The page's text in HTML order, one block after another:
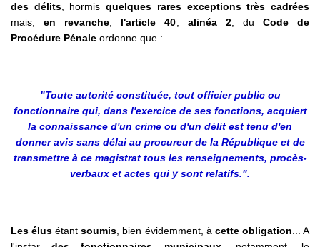
des délits, hormisquelques rares exceptions très cadrées
mais,en revanche l'article 40 alinéa 2, du Code de
Procédure Pénale ordonne que :
"Toute autorité constituée, tout officier public ou
fonctionnaire qui, dans l'exercice de ses fonctions, acquiert
la connaissance d'un crime ou d'un délit est tenu d'en
donner avis sans délai au procureur de la République et de
transmettre à ce magistrat tous les renseignements, procès-
verbaux et actes qui y sont relatifs.".
Les élus étant soumis , bien évidemment, à cette obligation ... A